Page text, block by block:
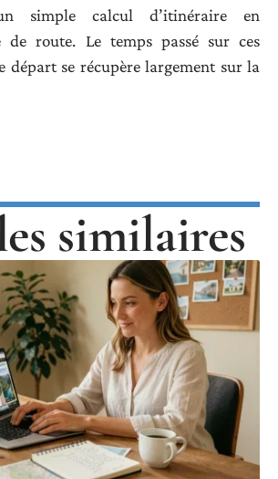
simple calcul d’itinéraire en
de route. Le temps passé sur ces
départ se récupère largement sur la
similaires